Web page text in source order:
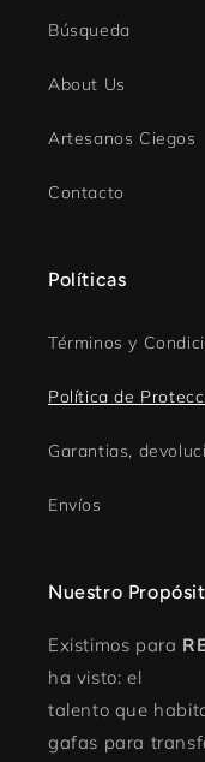
Búsqueda
About Us
Artesanos Ciegos
Contacto
Políticas
Términos y
Política de
Garantias,
Envíos
Nuestro
Existimos para
ha visto: el
talento que
gafas para